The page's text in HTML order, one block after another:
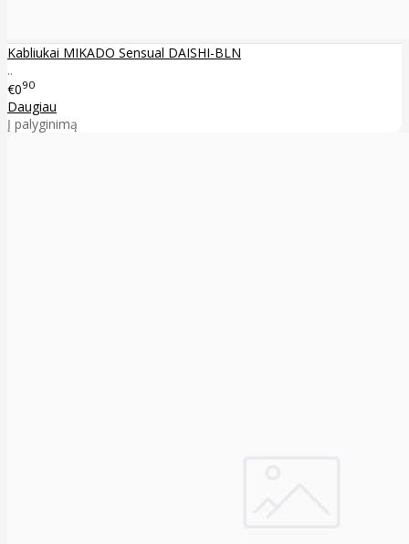
Kabliukai MIKADO Sensual DAISHI-BLN
..
€090
Daugiau
Į palyginimą